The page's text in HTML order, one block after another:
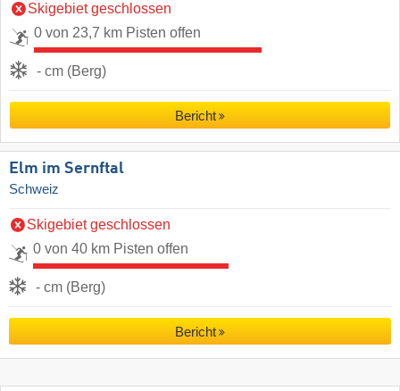
Skigebiet geschlossen
0 von 23,7 km Pisten offen
- cm (Berg)
Bericht
Elm im Sernftal
Schweiz
Skigebiet geschlossen
0 von 40 km Pisten offen
- cm (Berg)
Bericht